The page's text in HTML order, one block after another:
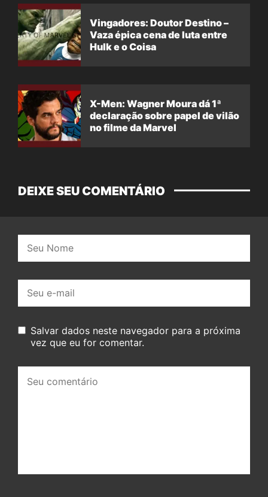
Vingadores: Doutor Destino –
Vaza épica cena de luta entre
Hulk e o Coisa
X-Men: Wagner Moura dá 1ª
declaração sobre papel de vilão
no filme da Marvel
DEIXE SEU COMENTÁRIO
mail:
Salvar dados neste navegador para a próxima
vez que eu for comentar.
comentário: